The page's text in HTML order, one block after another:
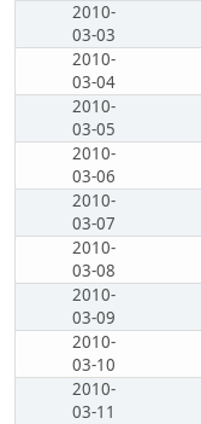
2010-
03-03
2010-
03-04
2010-
03-05
2010-
03-06
2010-
03-07
2010-
03-08
2010-
03-09
2010-
03-10
2010-
03-11